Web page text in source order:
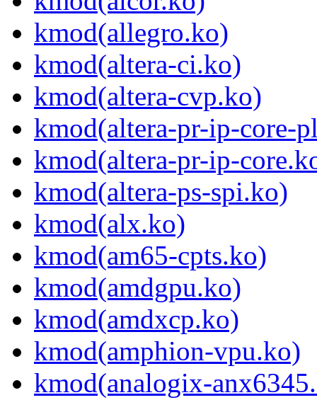
kmod(allegro.ko)
kmod(altera-ci.ko)
kmod(altera-cvp.ko)
kmod(altera-pr-ip-core-
kmod(altera-pr-ip-
kmod(altera-ps-spi.ko)
kmod(alx.ko)
kmod(am65-cpts.ko)
kmod(amdgpu.ko)
kmod(amdxcp.ko)
kmod(amphion-vpu.ko)
kmod(analogix-